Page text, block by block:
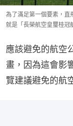
為了滿足第一個要素，直
就是「長榮航空皇璽桂冠
應該避免的航空
畫，因為這會影
覽建議避免的